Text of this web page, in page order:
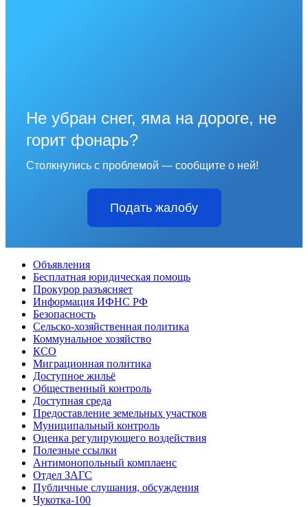
Не убран снег, яма на дороге, не
горит фонарь?
Столкнулись с проблемой — сообщите о ней!
Подать жалобу
Объявления
Бесплатная юридическая помощь
Прокурор разъясняет
Информация ИФНС РФ
Безопасность
Сельско-хозяйственная политика
Коммунальное хозяйство
КСО
Миграционная политика
Доступное жильё
Общественный контроль
Доступная среда
Предоставление земельных участков
Муниципальный контроль
Оценка регулирующего воздействия
Полезные ссылки
Антимонопольный комплаенс
Отдел ЗАГС
Публичные слушания, обсуждения
Чукотка-100